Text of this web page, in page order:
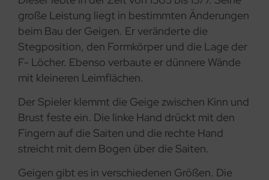
große Leistung liegt in bestimmten Änderungen
beim Bau der Geigen. Er veränderte die
Stegposition, den Formkörper und die Lage der
F- Löcher. Ebenso verbaute er dünnere Wände
mit kleineren Leimflächen.
Der Spieler klemmt die Geige zwischen Kinn und
Brust feste ein. Die linke Hand drückt mit den
Fingern auf die Saiten und die rechte Hand
streicht mit dem Bogen über die Saiten.
Geigen gibt es in verschiedenen Größen. Die